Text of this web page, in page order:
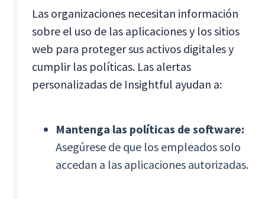
Las organizaciones necesitan información
sobre el uso de las aplicaciones y los sitios
web para proteger sus activos digitales y
cumplir las políticas. Las alertas
personalizadas de Insightful ayudan a:
Mantenga las políticas de software:
Asegúrese de que los empleados solo
accedan a las aplicaciones autorizadas.